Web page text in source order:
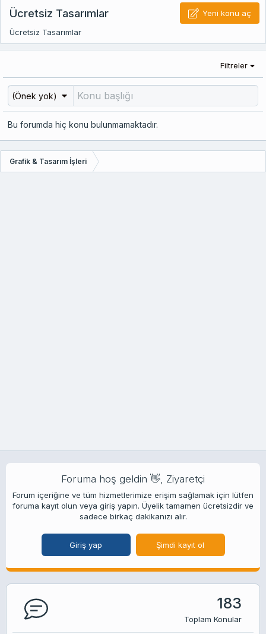
Ücretsiz Tasarımlar
Yeni konu aç
Ücretsiz Tasarımlar
Filtreler
(Önek yok)
Bu forumda hiç konu bulunmamaktadır.
Grafik & Tasarım İşleri
Foruma hoş geldin 👋, Ziyaretçi
Forum içeriğine ve tüm hizmetlerimize erişim sağlamak için lütfen
foruma kayıt olun veya giriş yapın. Üyelik tamamen ücretsizdir ve
sadece birkaç dakikanızı alır.
Giriş yap Şimdi kayıt ol
183
Toplam Konular